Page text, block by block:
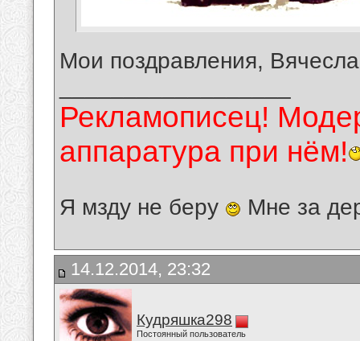
Мои поздравления,
Рекламописец!
аппаратура при нём!
Я мзду не беру Мне за
14.12.2014, 23:32
Кудряшка298
Постоянный пользователь